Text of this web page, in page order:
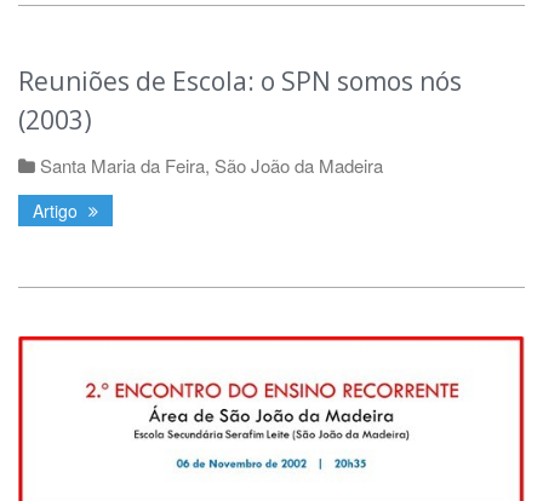
Reuniões de Escola: o SPN somos nós
(2003)
Santa Maria da Feira, São João da Madeira
Artigo